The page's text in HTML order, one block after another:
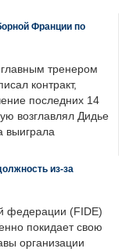
Франции по
тренером
контракт,
последних 14
возглавлял Дидье
выиграла
из-за
федерации (FIDE)
покидает свою
организации